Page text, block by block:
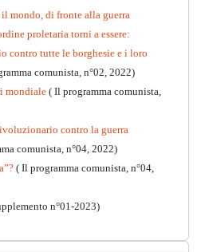
mondo, di fronte alla guerra
proletaria torni a essere:
contro tutte le borghesie e i loro
comunista, n°02, 2022)
mondiale ( Il programma comunista,
contro la guerra
comunista, n°04, 2022)
( Il programma comunista, n°04,
n°01-2023)